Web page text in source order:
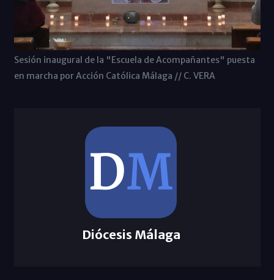
Sesión inaugural de la "Escuela de Acompañantes" puesta
en marcha por Acción Católica Málaga // C. VERA
Diócesis Málaga